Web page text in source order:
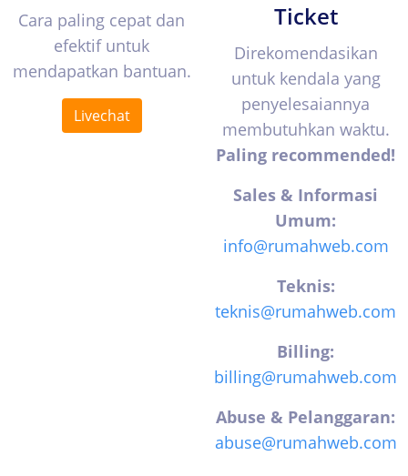
Cara paling cepat dan
efektif untuk
mendapatkan bantuan.
Livechat
Ticket
Direkomendasikan
untuk kendala yang
penyelesaiannya
membutuhkan waktu.
Paling recommended!
Sales & Informasi
Umum:
info@rumahweb.com
Teknis:
teknis@rumahweb.com
Billing:
billing@rumahweb.com
Abuse & Pelanggaran:
abuse@rumahweb.com